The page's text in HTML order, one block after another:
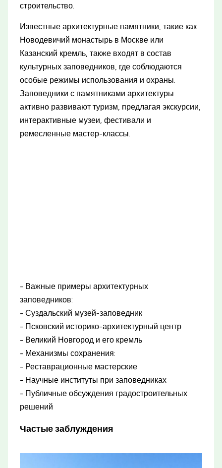
строительство.
Известные архитектурные памятники, такие как
Новодевичий монастырь в Москве или
Казанский кремль, также входят в состав
культурных заповедников, где соблюдаются
особые режимы использования и охраны.
Заповедники с памятниками архитектуры
активно развивают туризм, предлагая экскурсии,
интерактивные музеи, фестивали и
ремесленные мастер-классы.
- Важные примеры архитектурных
заповедников:
- Суздальский музей-заповедник
- Псковский историко-архитектурный центр
- Великий Новгород и его кремль
- Механизмы сохранения:
- Реставрационные мастерские
- Научные институты при заповедниках
- Публичные обсуждения градостроительных
решений
Частые заблуждения